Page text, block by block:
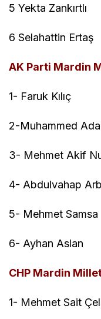
5 Yekta Zankırtlı
6 Selahattin Ertaş
AK Parti Mardin
1- Faruk Kılıç
2-Muhammed
3- Mehmet Akif
4- Abdulvahap
5- Mehmet Samsa
6- Ayhan Aslan
CHP Mardin
1- Mehmet Sait